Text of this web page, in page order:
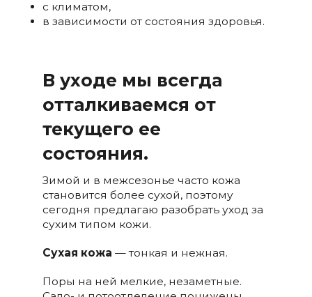
с климатом,
в зависимости от состояния здоровья.
В уходе мы всегда
отталкиваемся от
текущего ее
состояния.
Зимой и в межсезонье часто кожа
становится более сухой, поэтому
сегодня предлагаю разобрать уход за
сухим типом кожи.
Сухая кожа — тонкая и нежная.
Поры на ней мелкие, незаметные.